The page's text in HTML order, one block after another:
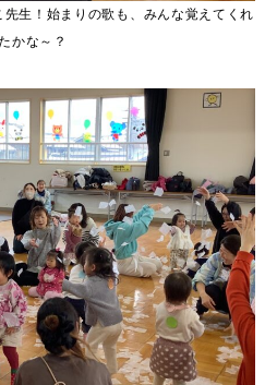
生！始まりの歌も、みんな覚えてくれ
かな～？